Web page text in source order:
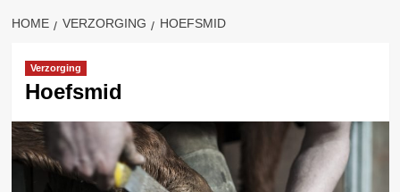
HOME VERZORGING HOEFSMID
Verzorging
Hoefsmid